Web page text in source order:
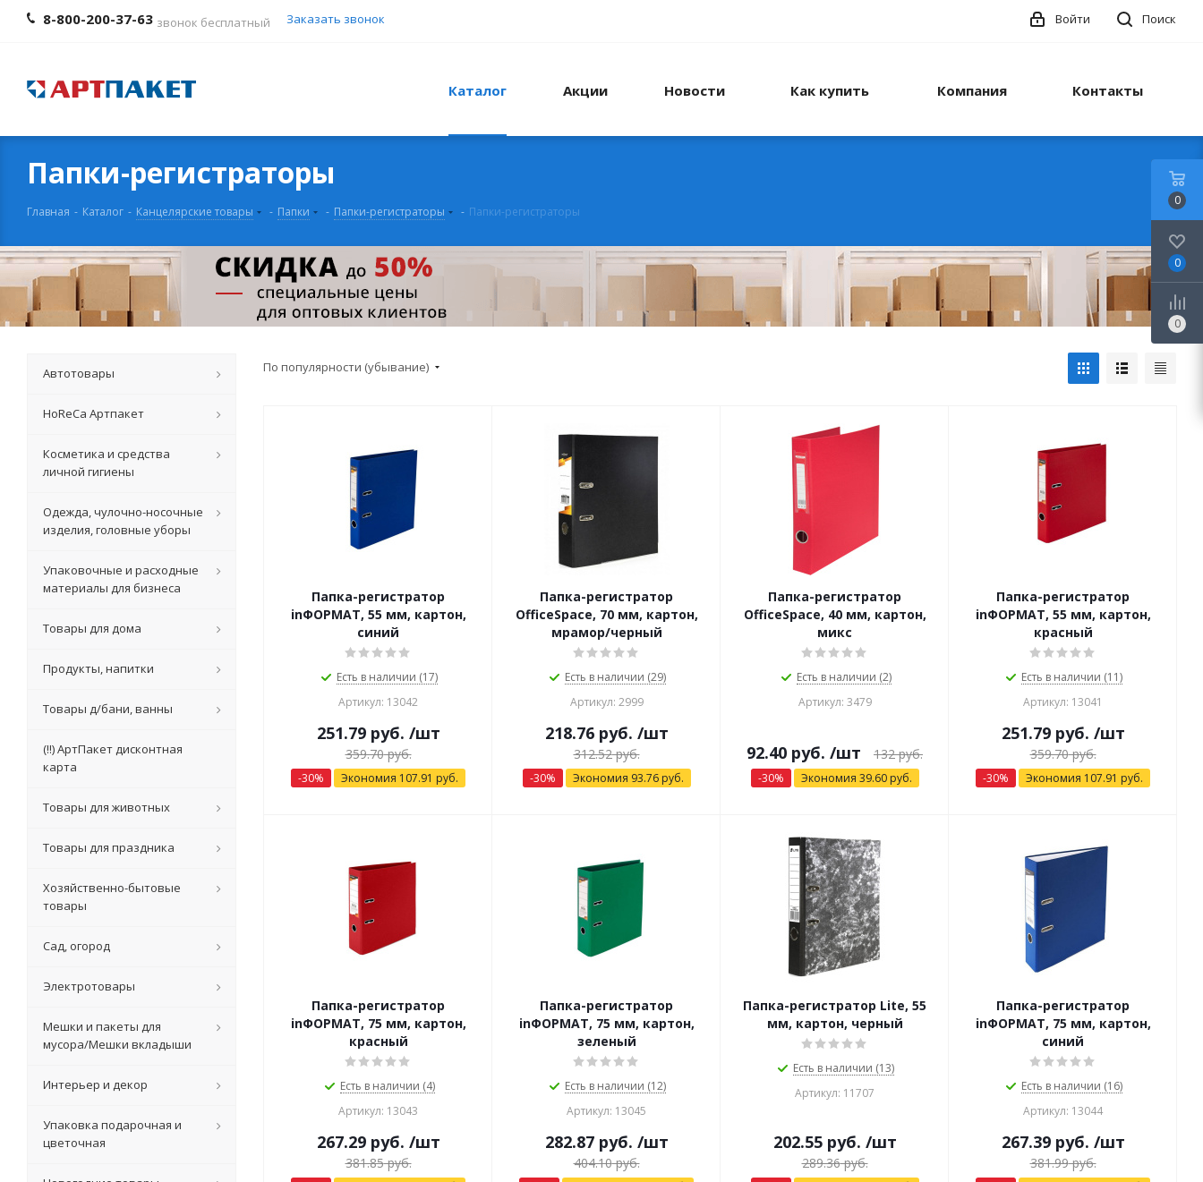
8-800-200-37-63 звонок бесплатный Заказать звонок Поиск
Войти
Каталог Акции Новости Как купить Компания Контакты
Папки-регистраторы
Главная - Каталог - Канцелярские товары - Папки - Папки-регистраторы - Папки-регистраторы
По популярности (убывание)
Папка-регистратор
inФОРМАТ, 55 мм, картон,
синий
Есть в наличии (17)
Артикул: 13042
251.79руб. /шт
359.70руб.
-30% Экономия 107.91 руб.
Папка-регистратор
OfficeSpace, 70 мм, картон,
мрамор/черный
Есть в наличии (29)
Артикул: 2999
218.76руб. /шт
312.52руб.
-30% Экономия 93.76руб.
Папка-регистратор
OfficeSpace, 40 мм, картон,
микс
Есть в наличии (2)
Артикул: 3479
92.40 руб. /шт 132руб.
-30% Экономия 39.60руб.
Папка-регистратор
inФОРМАТ, 55 мм, картон,
красный
Есть в наличии (11)
Артикул: 13041
251.79руб. /шт
359.70руб.
-30% Экономия 107.91 руб.
Папка-регистратор
inФОРМАТ, 75 мм, картон,
красный
Есть в наличии (4)
Артикул: 13043
267.29руб. /шт
381.85руб.
Папка-регистратор
inФОРМАТ, 75 мм, картон,
зеленый
Есть в наличии (12)
Артикул: 13045
282.87руб. /шт
404.10руб.
Папка-регистратор Lite, 55
мм, картон, черный
Есть в наличии (13)
Артикул: 11707
202.55руб. /шт
289.36руб.
Папка-регистратор
inФОРМАТ, 75 мм, картон,
синий
Есть в наличии (16)
Артикул: 13044
267.39руб. /шт
381.99руб.
Автотовары
HoReCa Артпакет
Косметика и средства
личной гигиены
Одежда, чулочно-носочные
изделия, головные уборы
Упаковочные и расходные
материалы для бизнеса
Товары для дома
Продукты, напитки
Товары д/бани, ванны
(!!) АртПакет дисконтная
карта
Товары для животных
Товары для праздника
Хозяйственно-бытовые
товары
Сад, огород
Электротовары
Мешки и пакеты для
мусора/Мешки вкладыши
Интерьер и декор
Упаковка подарочная и
цветочная
0
0
0